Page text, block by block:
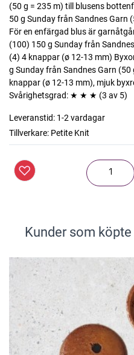
(50 g = 235 m) till blusens
50 g Sunday från Sandnes Garn
För en enfärgad blus är
(100) 150 g Sunday från
(4) 4 knappar (ø 12-13 mm)
g Sunday från Sandnes Garn (50
knappar (ø 12-13 mm), mjuk
Svårighetsgrad: ★ ★ ★ (3 av 5)
Leveranstid: 1-2 vardagar
Tillverkare: Petite Knit
Kunder som